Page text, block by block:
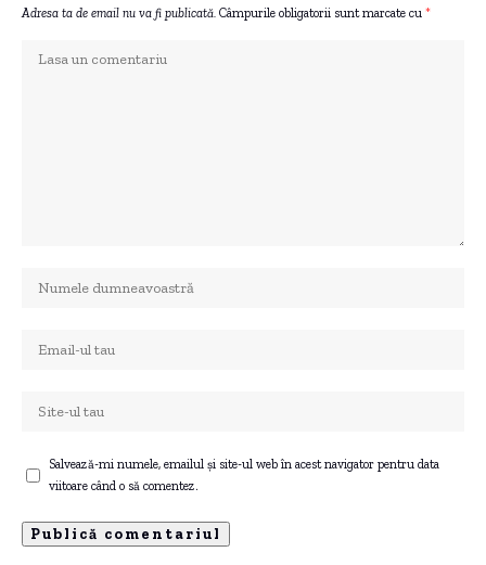
Adresa ta de email nu va fi publicată. Câmpurile obligatorii sunt marcate cu *
Salvează-mi numele, emailul și site-ul web în acest navigator pentru data
viitoare când o să comentez.